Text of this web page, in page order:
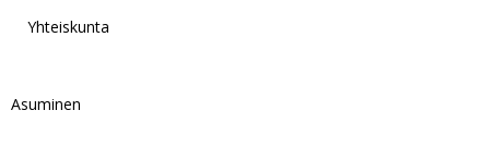
Yhteiskunta
Asuminen